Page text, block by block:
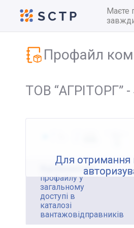
Маєте
Профайл
ТОВ “АГРІТОРГ”
Для отримання
Відображення
профайлу у
загальному
доступі в
каталозі
вантажовідправників